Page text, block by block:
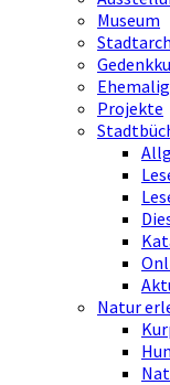
Museum
Projekte
Natur